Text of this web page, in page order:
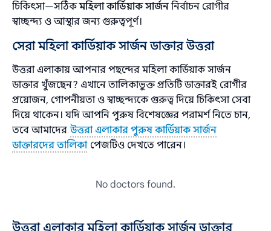
চিকিৎসা—সঠিকমহিলা কার্ডিয়াক সার্জননির্বাচন রোগীর
স্বাচ্ছন্দ্য ও আস্থার জন্য গুরুত্বপূর্ণ।
সেরা মহিলা কার্ডিয়াক সার্জন ডাক্তার উত্তরা
উত্তরা এলাকায় আপনার পছন্দের মহিলা কার্ডিয়াক সার্জন
ডাক্তার খুঁজছেন? এখানে তালিকাভুক্ত প্রতিটি ডাক্তারই রোগীর
প্রয়োজন, গোপনীয়তা ও স্বাচ্ছন্দ্যকে গুরুত্ব দিয়ে চিকিৎসা সেবা
দিয়ে থাকেন। যদি আপনি পুরুষ বিশেষজ্ঞের পরামর্শ নিতে চান,
তবে আমাদেরউত্তরা এলাকার পুরুষ কার্ডিয়াক সার্জন
ডাক্তারদের তালিকা পেজটিও দেখতে পারেন।
No doctors found.
উত্তরা এলাকার মহিলা কার্ডিয়াক সার্জন ডাক্তার